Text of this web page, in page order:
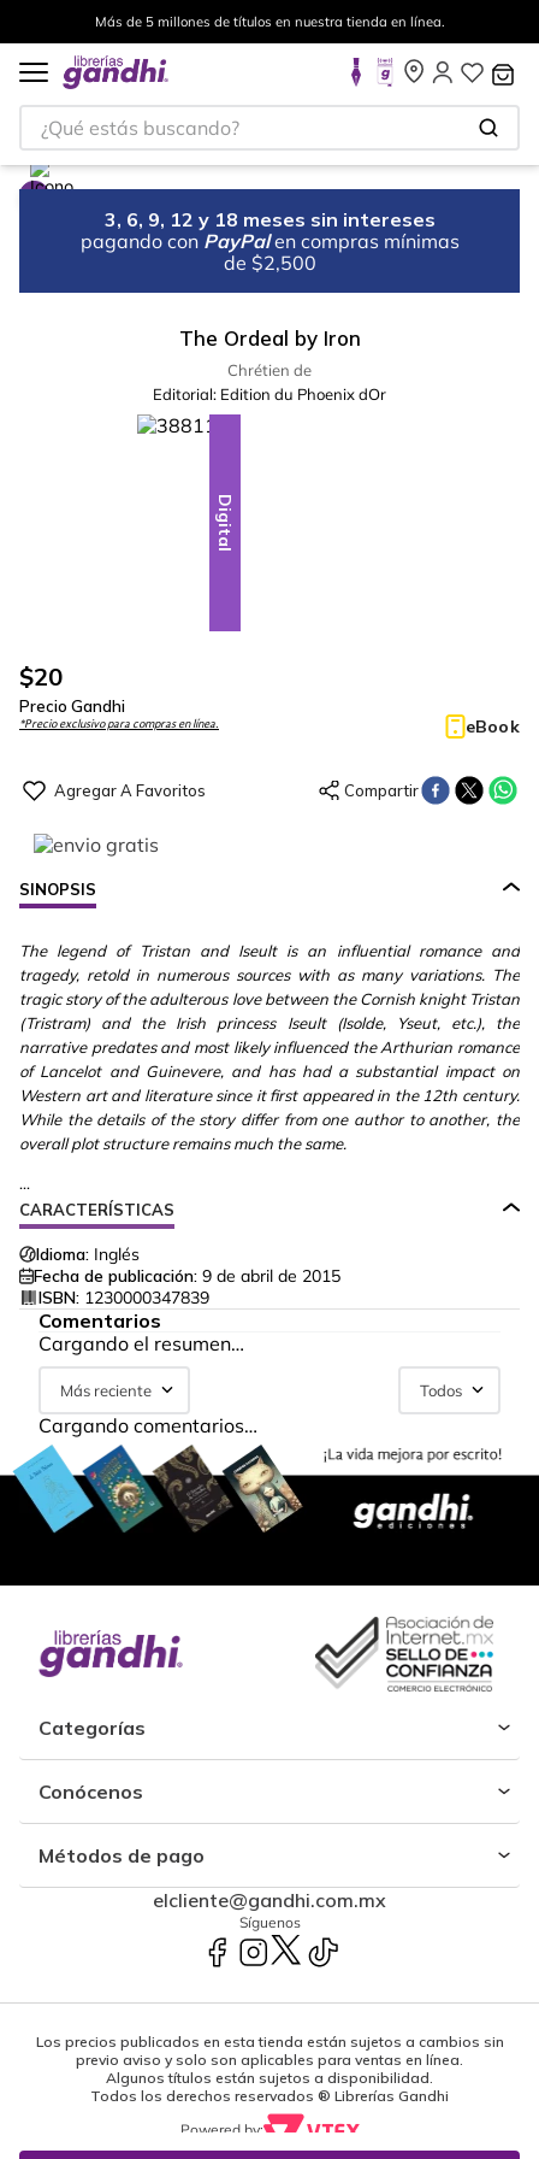
Más de 5 millones de títulos en nuestra tienda en línea.
¿Qué estás buscando?
3, 6, 9, 12 y 18 meses sin intereses
pagando con PayPal en compras mínimas
de $2,500
The Ordeal by Iron
Chrétien de
Editorial: Edition du Phoenix dOr
Digital
$20
Precio Gandhi
*Precio exclusivo para compras en línea. eBook
SINOPSIS
The legend of Tristan and Iseult is an influential romance and
tragedy, retold in numerous sources with as many variations. The
tragic story of the adulterous love between the Cornish knight Tristan
(Tristram) and the Irish princess Iseult (Isolde, Yseut, etc.), the
narrative predates and most likely influenced the Arthurian romance
of Lancelot and Guinevere, and has had a substantial impact on
Western art and literature since it first appeared in the 12th century.
While the details of the story differ from one author to another, the
overall plot structure remains much the same.
...
CARACTERÍSTICAS
Idioma: Inglés
Fecha de publicación: 9 de abril de 2015
ISBN: 1230000347839
Comentarios
Cargando el resumen…
Más reciente Todos
Cargando comentarios…
Categorías
Conócenos
Métodos de pago
elcliente@gandhi.com.mx
Síguenos
Los precios publicados en esta tienda están sujetos a cambios sin
previo aviso y solo son aplicables para ventas en línea.
Algunos títulos están sujetos a disponibilidad.
Todos los derechos reservados ® Librerías Gandhi
Powered by: